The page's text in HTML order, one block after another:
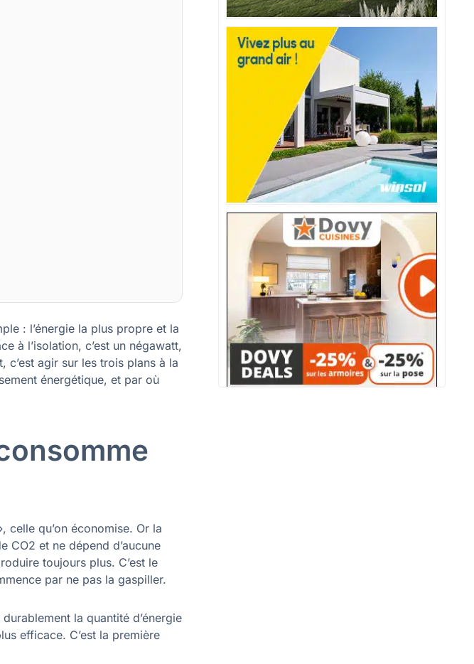
: l’énergie la plus propre et la
à l’isolation, c’est un négawatt,
c’est agir sur les trois plans à la
énergétique, et par où
celle qu’on économise. Or la
CO2 et ne dépend d’aucune
toujours plus. C’est le
par ne pas la gaspiller.
la quantité d’énergie
efficace. C’est la première